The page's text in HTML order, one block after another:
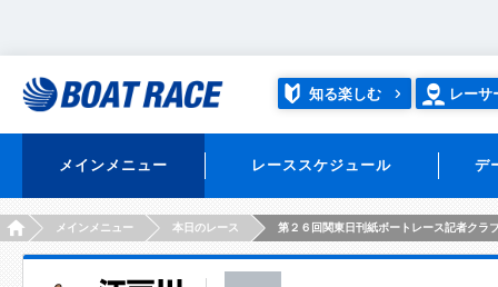
知る楽しむ レーサ
メインメニュー レーススケジュール デ
HOMEメインメニュー 本日のレース 第２６回関東日刊紙ボートレース記者クラ